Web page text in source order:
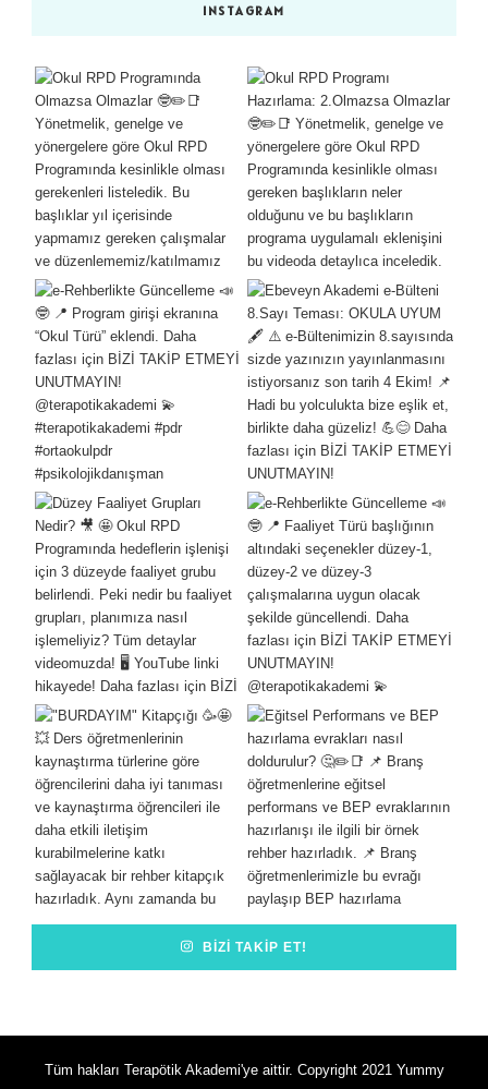
INSTAGRAM
BIZI TAKIP ET!
Tüm hakları Terapötik Akademi'ye aittir. Copyright 2021 Yummy